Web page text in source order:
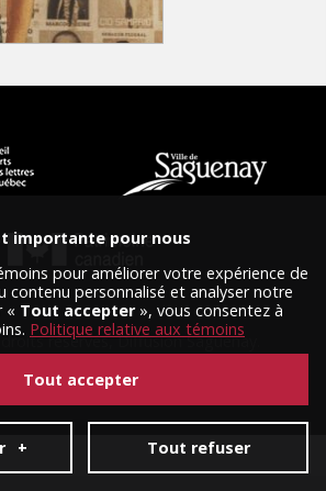
réservés, Diffusion Saguenay.
:Nubee|Mes préférences cookies
importante pour nous
pour améliorer votre expérience de
contenu personnalisé et analyser notre
« Tout accepter», vous consentez à
Politique relative aux témoins
+ Tout refuser
Tout accepter